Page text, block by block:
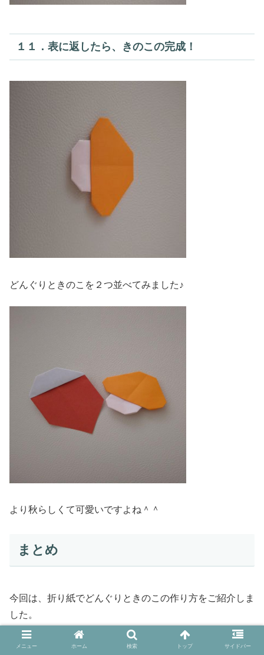
１１．表に返したら、きのこの完成！
どんぐりときのこを２つ並べてみました♪
より秋らしくて可愛いですよね＾＾
まとめ
今回は、折り紙でどんぐりときのこの作り方をご紹介しま
した。
大きい折り紙や小さい折り紙で大きさのバリエーションを
メニュー ホーム 検索 トップ サイドバー